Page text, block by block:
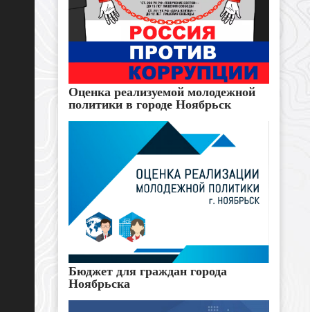
Оценка реализуемой молодежной
политики в городе Ноябрьск
Бюджет для граждан города
Ноябрьска